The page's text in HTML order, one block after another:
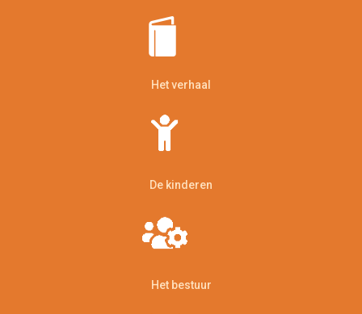
Het verhaal
De kinderen
Het bestuur